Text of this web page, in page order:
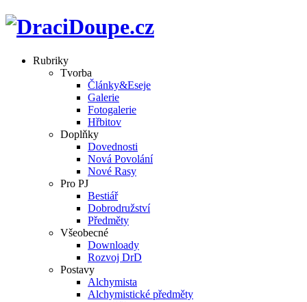
Rubriky
Tvorba
Články&Eseje
Galerie
Fotogalerie
Hřbitov
Doplňky
Dovednosti
Nová Povolání
Nové Rasy
Pro PJ
Bestiář
Dobrodružství
Předměty
Všeobecné
Downloady
Rozvoj DrD
Postavy
Alchymista
Alchymistické předměty